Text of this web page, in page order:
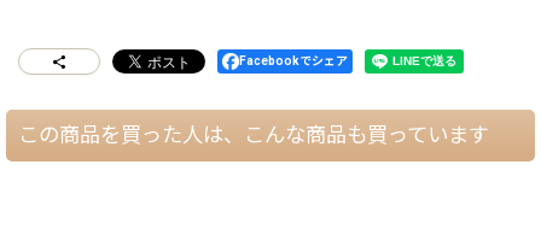
Facebookでシェア
この商品を買った人は、こんな商品も買っています